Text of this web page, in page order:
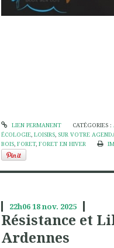
LIEN PERMANENT CATÉGORIES :
ÉCOLOGIE, LOISIRS, SUR VOTRE
BOIS, FORET, FORET EN HIVER
22h0618nov. 2025
Résistance et
Ardennes